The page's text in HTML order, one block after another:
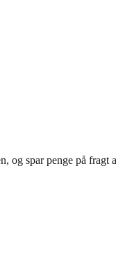
spar penge på fragt